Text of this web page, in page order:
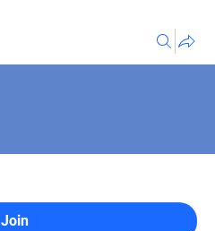
Join